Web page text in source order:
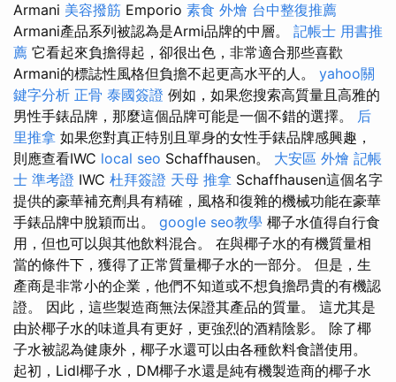
Armani 美容撥筋 Emporio 素食 外燴 台中整復推薦
Armani產品系列被認為是Armi品牌的中層。 記帳士 用書推
薦 它看起來負擔得起，卻很出色，非常適合那些喜歡
Armani的標誌性風格但負擔不起更高水平的人。 yahoo關
鍵字分析 正骨 泰國簽證 例如，如果您搜索高質量且高雅的
男性手錶品牌，那麼這個品牌可能是一個不錯的選擇。 后
里推拿 如果您對真正特別且單身的女性手錶品牌感興趣，
則應查看IWC local seo Schaffhausen。 大安區 外燴 記帳
士 準考證 IWC 杜拜簽證 天母 推拿 Schaffhausen這個名字
提供的豪華補充劑具有精確，風格和復雜的機械功能在豪華
手錶品牌中脫穎而出。 google seo教學 椰子水值得自行食
用，但也可以與其他飲料混合。 在與椰子水的有機質量相
當的條件下，獲得了正常質量椰子水的一部分。 但是，生
產商是非常小的企業，他們不知道或不想負擔昂貴的有機認
證。 因此，這些製造商無法保證其產品的質量。 這尤其是
由於椰子水的味道具有更好，更強烈的酒精陰影。 除了椰
子水被認為健康外，椰子水還可以由各種飲料食譜使用。
起初，Lidl椰子水，DM椰子水還是純有機製造商的椰子水